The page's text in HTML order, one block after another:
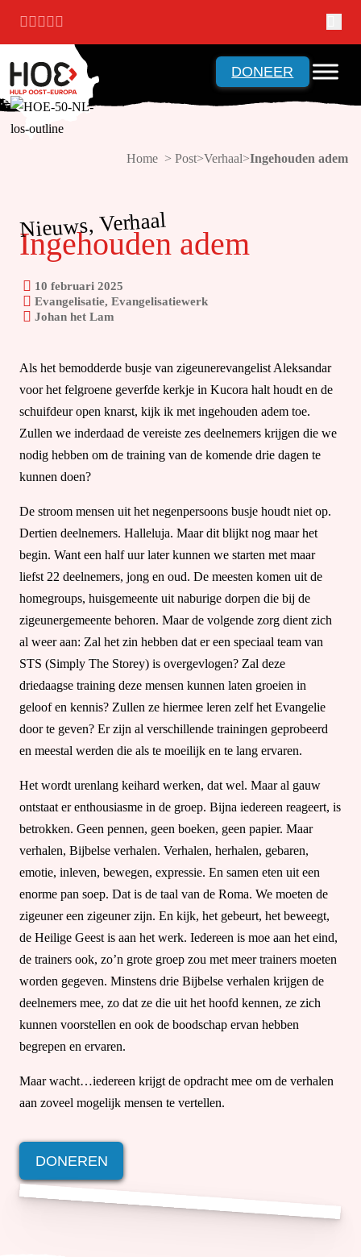
Ga naar hoofdinhoud
Ga naar voettekst
DONEER
Home > Post Verhaal Ingehouden adem
Nieuws, Verhaal
Ingehouden adem
10 februari 2025
Evangelisatie, Evangelisatiewerk
Johan het Lam
Als het bemodderde busje van zigeunerevangelist Aleksandar
voor het felgroene geverfde kerkje in Kucora halt houdt en de
schuifdeur open knarst, kijk ik met ingehouden adem toe.
Zullen we inderdaad de vereiste zes deelnemers krijgen die we
nodig hebben om de training van de komende drie dagen te
kunnen doen?
De stroom mensen uit het negenpersoons busje houdt niet op.
Dertien deelnemers. Halleluja. Maar dit blijkt nog maar het
begin. Want een half uur later kunnen we starten met maar
liefst 22 deelnemers, jong en oud. De meesten komen uit de
homegroups, huisgemeente uit naburige dorpen die bij de
zigeunergemeente behoren. Maar de volgende zorg dient zich
al weer aan: Zal het zin hebben dat er een speciaal team van
STS (Simply The Storey) is overgevlogen? Zal deze
driedaagse training deze mensen kunnen laten groeien in
geloof en kennis? Zullen ze hiermee leren zelf het Evangelie
door te geven? Er zijn al verschillende trainingen geprobeerd
en meestal werden die als te moeilijk en te lang ervaren.
Het wordt urenlang keihard werken, dat wel. Maar al gauw
ontstaat er enthousiasme in de groep. Bijna iedereen reageert, is
betrokken. Geen pennen, geen boeken, geen papier. Maar
verhalen, Bijbelse verhalen. Verhalen, herhalen, gebaren,
emotie, inleven, bewegen, expressie. En samen eten uit een
enorme pan soep. Dat is de taal van de Roma. We moeten de
zigeuner een zigeuner zijn. En kijk, het gebeurt, het beweegt,
de Heilige Geest is aan het werk. Iedereen is moe aan het eind,
de trainers ook, zo’n grote groep zou met meer trainers moeten
worden gegeven. Minstens drie Bijbelse verhalen krijgen de
deelnemers mee, zo dat ze die uit het hoofd kennen, ze zich
kunnen voorstellen en ook de boodschap ervan hebben
begrepen en ervaren.
Maar wacht…iedereen krijgt de opdracht mee om de verhalen
aan zoveel mogelijk mensen te vertellen.
DONEREN